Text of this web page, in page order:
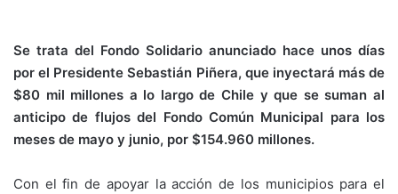
Se trata del Fondo Solidario anunciado hace unos días
por el Presidente Sebastián Piñera, que inyectará más de
$80 mil millones a lo largo de Chile y que se suman al
anticipo de flujos del Fondo Común Municipal para los
meses de mayo y junio, por $154.960 millones.
Con el fin de apoyar la acción de los municipios para el